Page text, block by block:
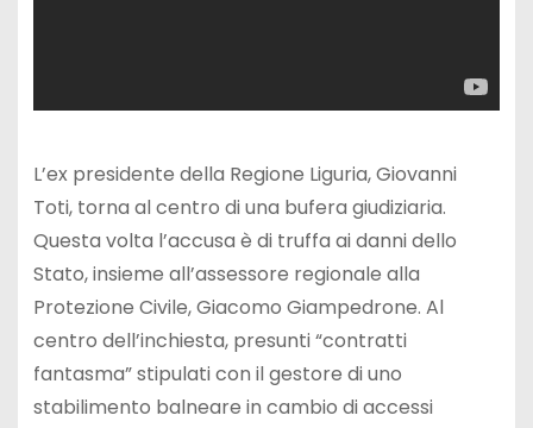
L’ex presidente della Regione Liguria, Giovanni
Toti, torna al centro di una bufera giudiziaria.
Questa volta l’accusa è di truffa ai danni dello
Stato, insieme all’assessore regionale alla
Protezione Civile, Giacomo Giampedrone. Al
centro dell’inchiesta, presunti “contratti
fantasma” stipulati con il gestore di uno
stabilimento balneare in cambio di accessi